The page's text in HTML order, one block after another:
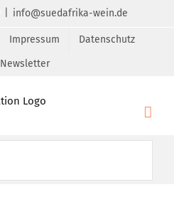
info@suedafrika-wein.de
Impressum
Datenschutz
Newsletter